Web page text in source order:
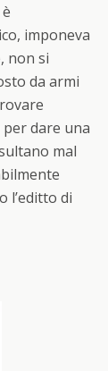
imponeva
non si
da armi
dare una
mal
l’editto di